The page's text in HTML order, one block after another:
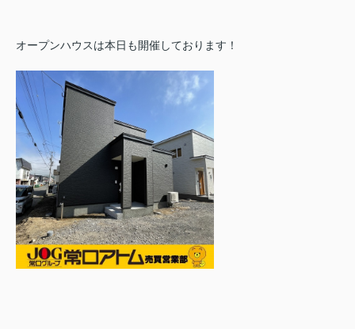
オープンハウスは本日も開催しております！